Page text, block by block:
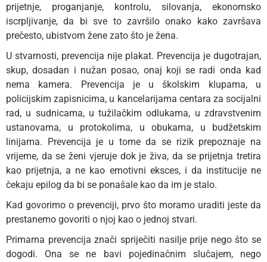
prijetnje, proganjanje, kontrolu, silovanja, ekonomsko
iscrpljivanje, da bi sve to završilo onako kako završava
prečesto, ubistvom žene zato što je žena.
U stvarnosti, prevencija nije plakat. Prevencija je dugotrajan,
skup, dosadan i nužan posao, onaj koji se radi onda kad
nema kamera. Prevencija je u školskim klupama, u
policijskim zapisnicima, u kancelarijama centara za socijalni
rad, u sudnicama, u tužilačkim odlukama, u zdravstvenim
ustanovama, u protokolima, u obukama, u budžetskim
linijama. Prevencija je u tome da se rizik prepoznaje na
vrijeme, da se ženi vjeruje dok je živa, da se prijetnja tretira
kao prijetnja, a ne kao emotivni eksces, i da institucije ne
čekaju epilog da bi se ponašale kao da im je stalo.
Kad govorimo o prevenciji, prvo što moramo uraditi jeste da
prestanemo govoriti o njoj kao o jednoj stvari.
Primarna prevencija znači spriječiti nasilje prije nego što se
dogodi. Ona se ne bavi pojedinačnim slučajem, nego